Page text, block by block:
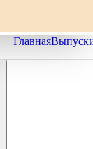
Главная